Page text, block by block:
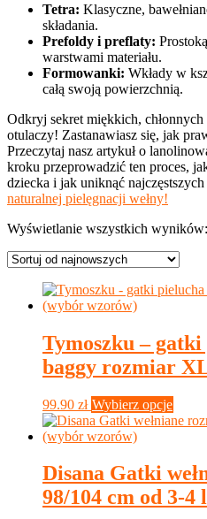
Tetra: Klasyczne,
składania.
Prefoldy i preflaty:
warstwami materiału.
Formowanki: Wkłady w
całą swoją powierzchnią.
Odkryj sekret miękkich,
otulaczy! Zastanawiasz się, jak
Przeczytaj nasz artykuł o
kroku przeprowadzić ten proces,
dziecka i jak uniknąć najczęstszych
naturalnej pielęgnacji wełny!
Wyświetlanie wszystkich
Tymoszku –
baggy rozmiar
99.90 zł Wybierz opcje
Opcje
Disana Gatki
98/104 cm od 3-